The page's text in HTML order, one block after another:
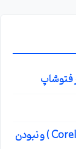
فتوشاپ
نصب فونت در کورل دراو ( Corel Draw ) و نبودن